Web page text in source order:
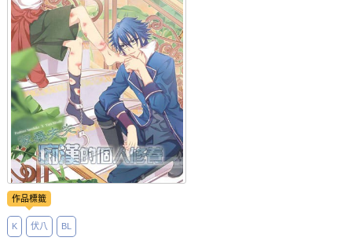
登入
作品標籤
K 伏八 BL